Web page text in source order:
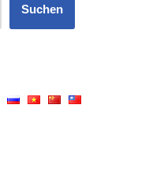
Suchen